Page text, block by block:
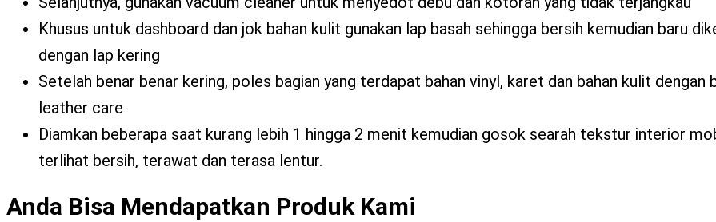
Khusus untuk dashboard dan jok bahan kulit gunakan lap basah sehingga bersih kemudian baru
dengan lap kering
Setelah benar benar kering, poles bagian yang terdapat bahan vinyl, karet dan bahan kulit dengan
leather care
Diamkan beberapa saat kurang lebih 1 hingga 2 menit kemudian gosok searah tekstur interior
terlihat bersih, terawat dan terasa lentur.
Anda Bisa Mendapatkan Produk Kami